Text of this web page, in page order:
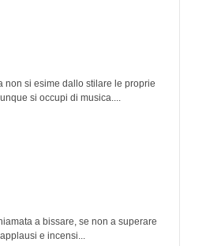
si esime dallo stilare le proprie
si occupi di musica....
a bissare, se non a superare
e incensi...